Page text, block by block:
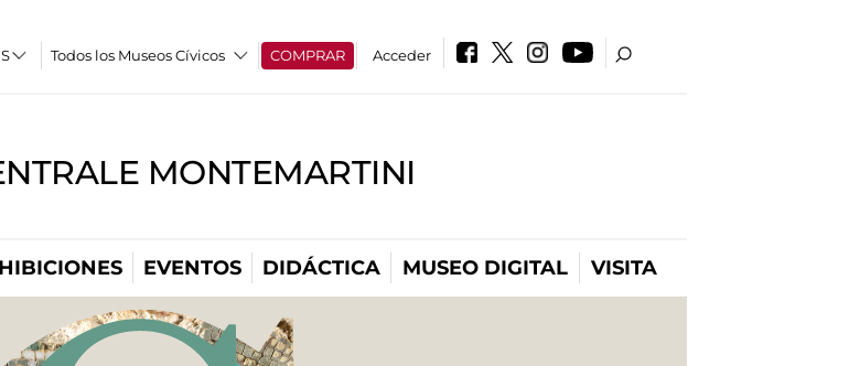
Todos los Museos Cívicos COMPRAR Acceder
MONTEMARTINI
EVENTOS DIDÁCTICA MUSEO DIGITAL VISITA